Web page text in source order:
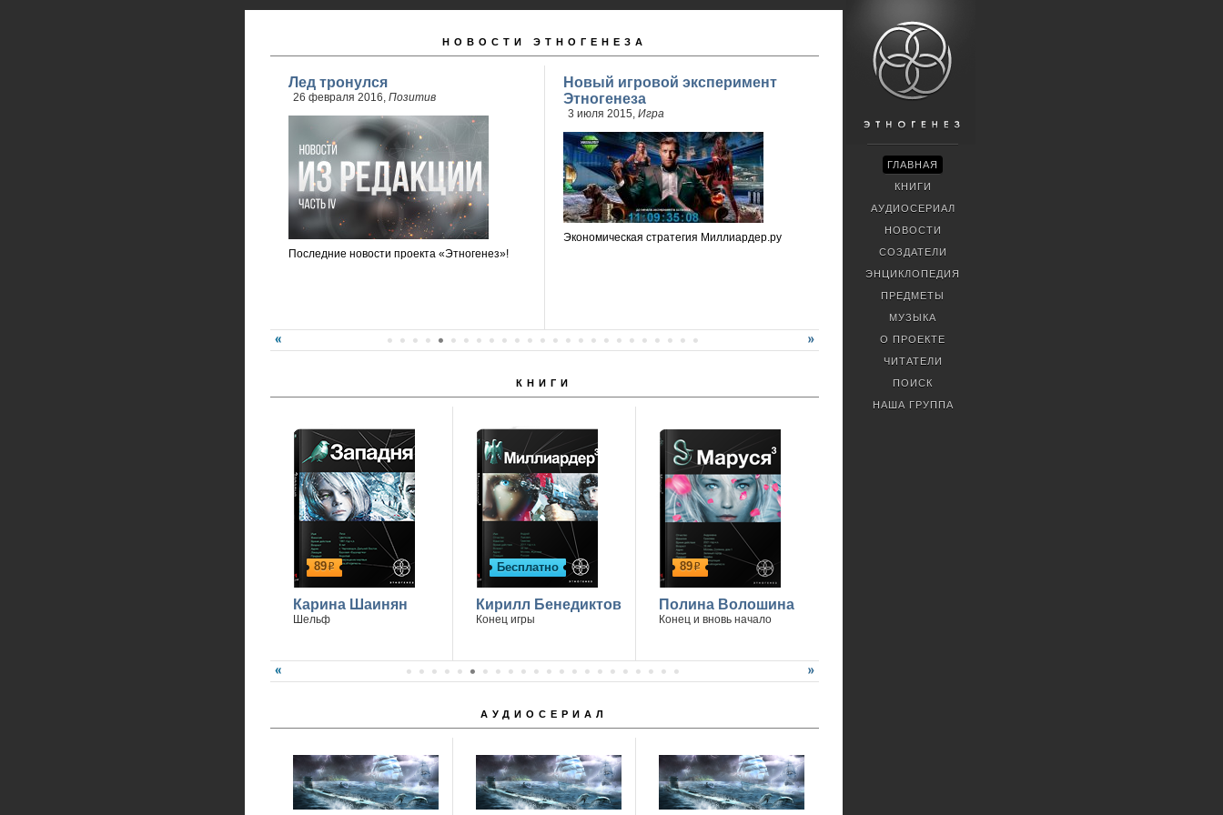
НОВОСТИ ЭТНОГЕНЕЗА
Лед тронулся
26 февраля 2016, Позитив
Последние новости проекта «Этногенез»!
Новый игровой эксперимент
Этногенеза
3 июля 2015, Игра
Экономическая стратегия Миллиардер.ру
КНИГИ
89р
Карина Шаинян
Шельф
Бесплатно
Кирилл Бенедиктов
Конец игры
89р
Полина Волошина
Конец и вновь начало
АУДИОСЕРИАЛ
ГЛАВНАЯ
КНИГИ
АУДИОСЕРИАЛ
НОВОСТИ
СОЗДАТЕЛИ
ЭНЦИКЛОПЕДИЯ
ПРЕДМЕТЫ
МУЗЫКА
О ПРОЕКТЕ
ЧИТАТЕЛИ
ПОИСК
НАША ГРУППА